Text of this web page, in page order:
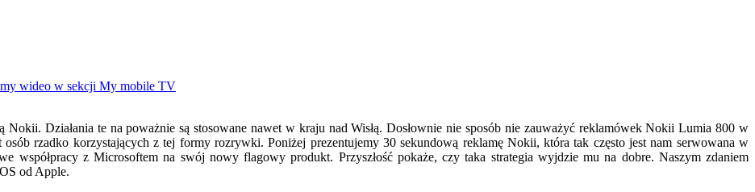
Działania te na poważnie są stosowane nawet w kraju nad Wisłą. Dosłownie nie sposób nie zauważyć reklamówek Nokii Lumia 800 w
osób rzadko korzystających z tej formy rozrywki. Poniżej prezentujemy 30 sekundową reklamę Nokii, która tak często jest nam serwowana w
współpracy z Microsoftem na swój nowy flagowy produkt. Przyszłość pokaże, czy taka strategia wyjdzie mu na dobre. Naszym zdaniem
od Apple.